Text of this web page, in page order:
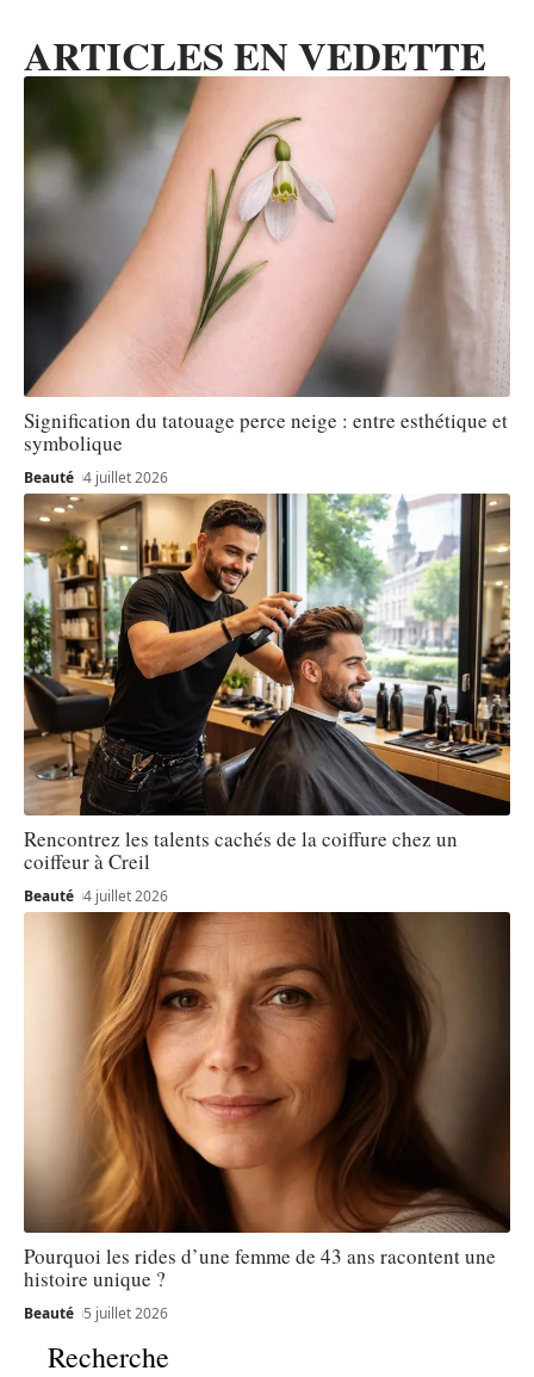
ARTICLES EN VEDETTE
Signification du tatouage perce neige : entre esthétique et
symbolique
Beauté 4 juillet 2026
Rencontrez les talents cachés de la coiffure chez un
coiffeur à Creil
Beauté 4 juillet 2026
Pourquoi les rides d’une femme de 43 ans racontent une
histoire unique ?
Beauté 5 juillet 2026
Recherche